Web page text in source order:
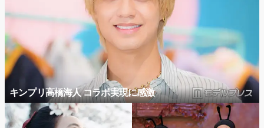
キンプリ高橋海人 コラボ実現に感激